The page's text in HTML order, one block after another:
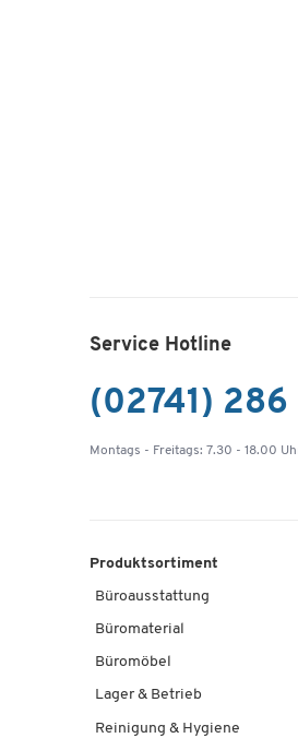
Service Hotline
(02741) 286
Montags - Freitags: 7.30 - 18.00
Produktsortiment
Büroausstattung
Büromaterial
Büromöbel
Lager & Betrieb
Reinigung & Hygiene